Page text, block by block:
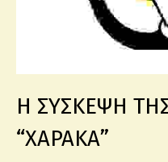
Η ΣΥΣΚΕΨΗ
“ΧΑΡΑΚΑ”